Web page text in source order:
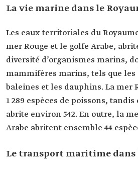
La vie marine dans le
Les eaux territoriales du
mer Rouge et le golfe Arabe,
diversité d’organismes marins,
mammifères marins, tels que les
baleines et les dauphins. La mer
1 289 espèces de poissons,
abrite environ 542. En outre, la
Arabe abritent ensemble 44
Le transport maritime dans